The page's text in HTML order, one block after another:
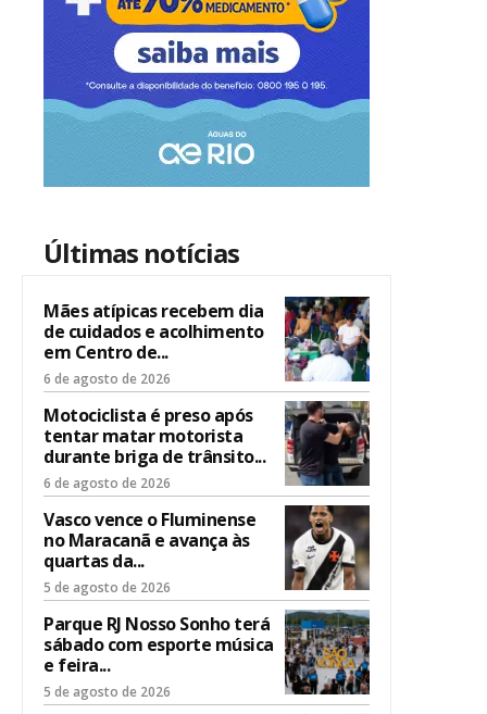
Últimas notícias
Mães atípicas recebem dia
de cuidados e acolhimento
em Centro de...
6 de agosto de 2026
Motociclista é preso após
tentar matar motorista
durante briga de trânsito...
6 de agosto de 2026
Vasco vence o Fluminense
no Maracanã e avança às
quartas da...
5 de agosto de 2026
Parque RJ Nosso Sonho terá
sábado com esporte música
e feira...
5 de agosto de 2026